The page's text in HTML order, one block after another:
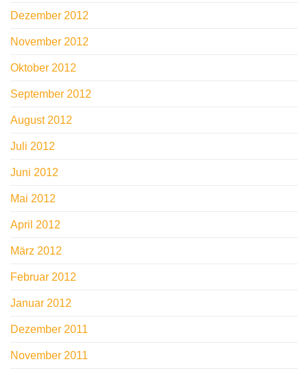
Dezember 2012
November 2012
Oktober 2012
September 2012
August 2012
Juli 2012
Juni 2012
Mai 2012
April 2012
März 2012
Februar 2012
Januar 2012
Dezember 2011
November 2011